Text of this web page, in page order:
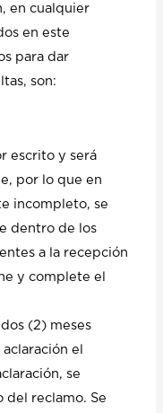
en cualquier
en este
para dar
son:
escrito y será
por lo que en
incompleto, se
dentro de los
a la recepción
y complete el
(2) meses
el
se
del reclamo. Se